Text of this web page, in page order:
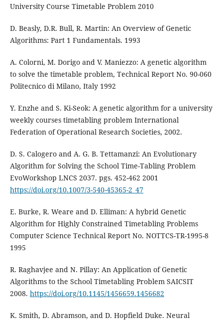
University Course Timetable Problem 2010
D. Beasly, D.R. Bull, R. Martin: An Overview of Genetic
Algorithms: Part 1 Fundamentals. 1993
A. Colorni, M. Dorigo and V. Maniezzo: A genetic algorithm
to solve the timetable problem, Technical Report No. 90-060
Politecnico di Milano, Italy 1992
Y. Enzhe and S. Ki-Seok: A genetic algorithm for a university
weekly courses timetabling problem International
Federation of Operational Research Societies, 2002.
D. S. Calogero and A. G. B. Tettamanzi: An Evolutionary
Algorithm for Solving the School Time-Tabling Problem
EvoWorkshop LNCS 2037. pgs. 452-462 2001
https://doi.org/10.1007/3-540-45365-2_47
E. Burke, R. Weare and D. Elliman: A hybrid Genetic
Algorithm for Highly Constrained Timetabling Problems
Computer Science Technical Report No. NOTTCS-TR-1995-8
1995
R. Raghavjee and N. Pillay: An Application of Genetic
Algorithms to the School Timetabling Problem SAICSIT
2008. https://doi.org/10.1145/1456659.1456682
K. Smith, D. Abramson, and D. Hopfield Duke. Neural